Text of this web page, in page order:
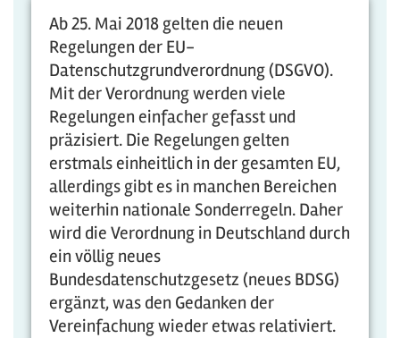
Ab 25. Mai 2018 gelten die neuen
Regelungen der EU-
Datenschutzgrundverordnung (DSGVO).
Mit der Verordnung werden viele
Regelungen einfacher gefasst und
präzisiert. Die Regelungen gelten
erstmals einheitlich in der gesamten EU,
allerdings gibt es in manchen Bereichen
weiterhin nationale Sonderregeln. Daher
wird die Verordnung in Deutschland durch
ein völlig neues
Bundesdatenschutzgesetz (neues BDSG)
ergänzt, was den Gedanken der
Vereinfachung wieder etwas relativiert.